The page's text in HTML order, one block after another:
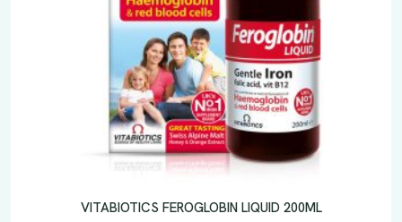
VITABIOTICS FEROGLOBIN LIQUID 200ML